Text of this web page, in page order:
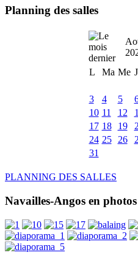
Planning des salles
L
Ma Me J
3
4 5
10 11 12
17 18 19
24 25 26
31
PLANNING DES SALLES
Navailles-Angos en